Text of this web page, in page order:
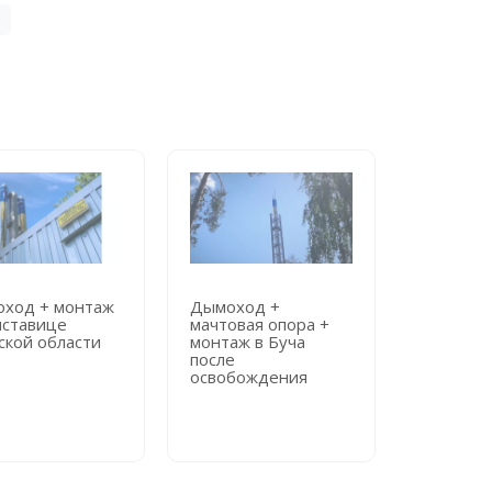
+ монтаж
области
Дымоход +
мачтовая опора +
монтаж в Буча
после
освобождения